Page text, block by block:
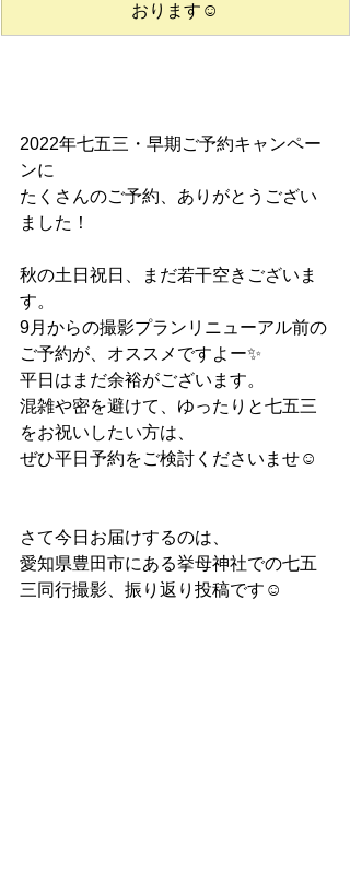
おります☺︎
2022年七五三・早期ご予約キャンペー
ンに
たくさんのご予約、ありがとうござい
ました！
秋の土日祝日、まだ若干空きございま
す。
9月からの撮影プランリニューアル前の
ご予約が、オススメですよー✨
平日はまだ余裕がございます。
混雑や密を避けて、ゆったりと七五三
をお祝いしたい方は、
ぜひ平日予約をご検討くださいませ☺︎
さて今日お届けするのは、
愛知県豊田市にある挙母神社での七五
三同行撮影、振り返り投稿です☺︎